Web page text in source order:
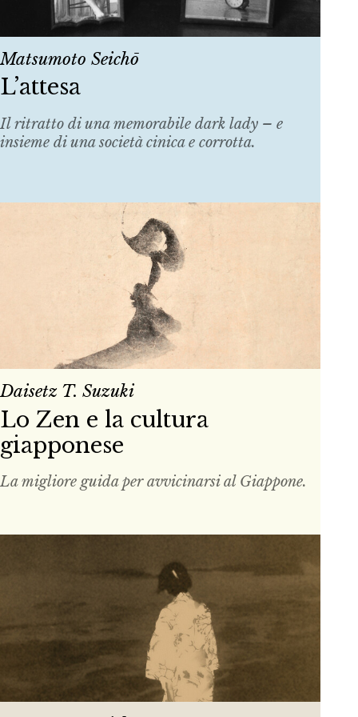
Matsumoto Seichō
L’attesa
Il ritratto di una memorabile dark lady – e
insieme di una società cinica e corrotta.
Daisetz T. Suzuki
Lo Zen e la cultura
giapponese
La migliore guida per avvicinarsi al Giappone.